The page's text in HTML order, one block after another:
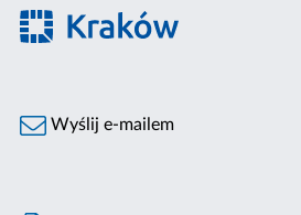
Wyślij e-mailem